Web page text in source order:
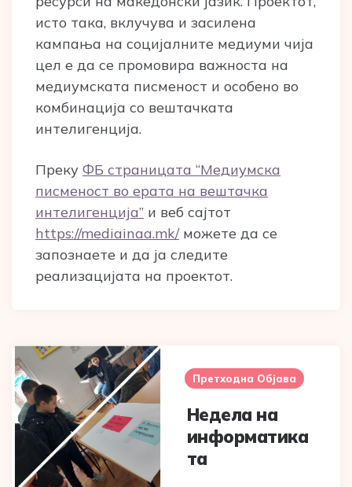
исто така, вклучува и засилена
кампања на социјалните медиуми чија
цел е да се промовира важноста на
медиумската писменост и особено во
комбинација со вештачката
интелигенција.
Преку ФБ страницата “Медиумска
писменост во ерата на вештачка
интелигенција” и веб сајтот
https://mediainaa.mk/можете да се
запознаете и да ја следите
реализацијата на проектот.
Post
navigation
Претходна Објава
Недела на
информатика
та